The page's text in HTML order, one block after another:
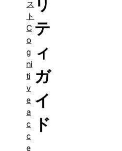
リ
テ
ィ
ガ
イ
ド
ス
ト
C
o
g
ni
ti
v
e
a
c
c
e